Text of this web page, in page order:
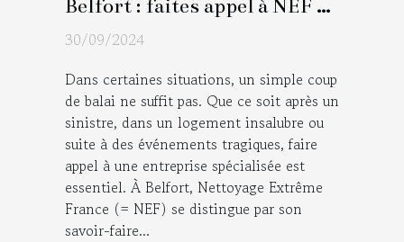
Belfort : faites appel à NEF en
cas de situation extrême !
30/09/2024
Dans certaines situations, un simple coup
de balai ne suffit pas. Que ce soit après un
sinistre, dans un logement insalubre ou
suite à des événements tragiques, faire
appel à une entreprise spécialisée est
essentiel. À Belfort, Nettoyage Extrême
France (= NEF) se distingue par son
savoir-faire...